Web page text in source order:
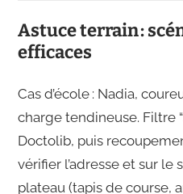
Astuce terrain :
efficaces
Cas d’école : Nadia,
charge tendineuse. Filtre
Doctolib, puis
vérifier l’adresse et sur le
plateau (tapis de course,